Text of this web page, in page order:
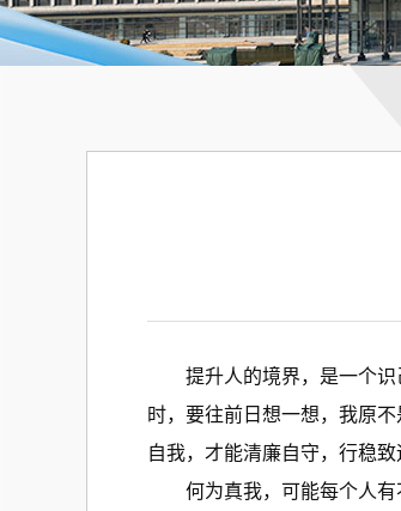
提升人的境界，是一个识己
时，要往前日想一想，我原
自我，才能清廉自守，行稳致
何为真我，可能每个人有不